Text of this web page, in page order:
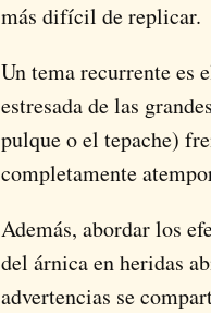
más difícil de replicar.
Un tema recurrente
estresada de las
pulque o el tepache)
completamente
Además, abordar los
del árnica en heridas
advertencias se